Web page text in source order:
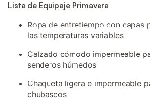
Lista de Equipaje Primavera
Ropa de entretiempo con capas
las temperaturas variables
Calzado cómodo impermeable
senderos húmedos
Chaqueta ligera e impermeable
chubascos